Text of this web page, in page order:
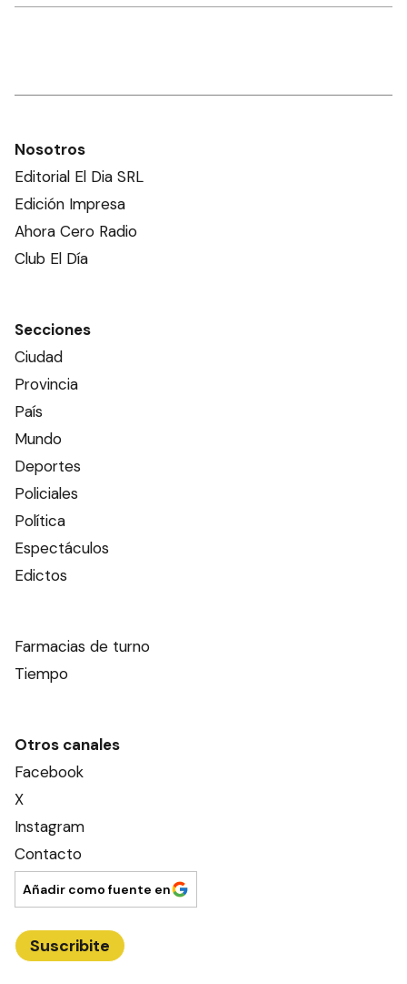
Nosotros
Editorial El Dia SRL
Edición Impresa
Ahora Cero Radio
Club El Día
Secciones
Ciudad
Provincia
País
Mundo
Deportes
Policiales
Política
Espectáculos
Edictos
Farmacias de turno
Tiempo
Otros canales
Facebook
X
Instagram
Contacto
Añadir como fuente en
Suscribite